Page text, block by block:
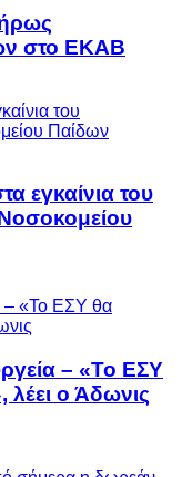
στο ΕΚΑΒ
εγκαίνια του
– «Το ΕΣΥ
λέει ο Άδωνις